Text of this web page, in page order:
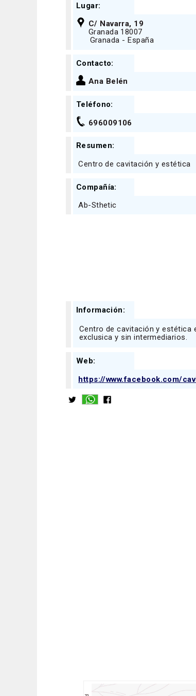
Lugar:
C/ Navarra, 19
Granada 18007
Granada - España
Contacto:
Ana Belén
Teléfono:
696009106
Resumen:
Centro de cavitación y estética
Compañía:
Ab-Sthetic
Información:
Centro de cavitación y estética
exclusica y sin intermediarios.
Web:
https://www.facebook.com/